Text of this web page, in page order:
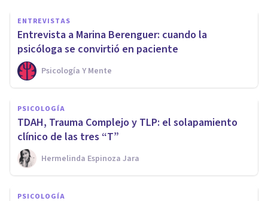
ENTREVISTAS
Entrevista a Marina Berenguer: cuando la
psicóloga se convirtió en paciente
Psicología Y Mente
PSICOLOGÍA
TDAH, Trauma Complejo y TLP: el solapamiento
clínico de las tres “T”
Hermelinda Espinoza Jara
PSICOLOGÍA